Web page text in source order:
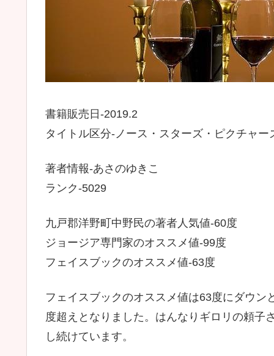
書籍販売日-2019.2
タイトル区分-ノース・スターズ・ピクチャ
著者情報-あさのゆきこ
ランク-5029
九戸郡洋野町中野民の著者人気値-60度
ジョージア専門家のオススメ値-99度
フェイスブックのオススメ値-63度
フェイスブックのオススメ値は63度にダウ
度超えとなりました。はんなりギロリの頼子
し続けています。